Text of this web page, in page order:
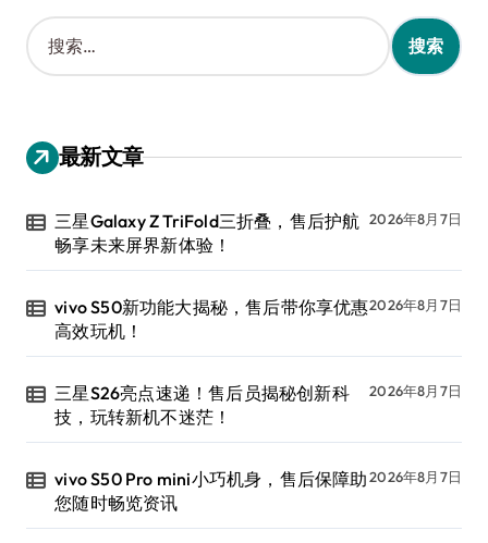
搜
索
：
最新文章
三星Galaxy Z TriFold三折叠，售后护航
畅享未来屏界新体验！
2026年8月7日
vivo S50新功能大揭秘，售后带你享优惠
高效玩机！
2026年8月7日
三星S26亮点速递！售后员揭秘创新科
技，玩转新机不迷茫！
2026年8月7日
vivo S50 Pro mini小巧机身，售后保障助
您随时畅览资讯
2026年8月7日